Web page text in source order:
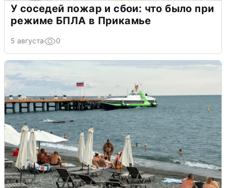
У соседей пожар и сбои: что было при
режиме БПЛА в Прикамье
5 августа 0